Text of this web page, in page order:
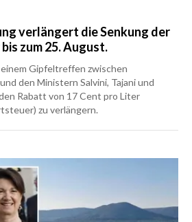
verlängert die Senkung der
zum 25. August.
Gipfeltreffen zwischen
den Ministern Salvini, Tajani und
Rabatt von 17 Cent pro Liter
zu verlängern.